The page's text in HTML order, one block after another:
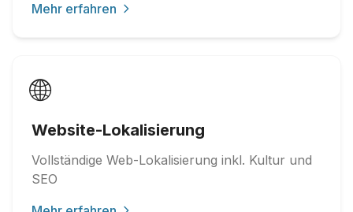
Mehr erfahren
🌐
Website-Lokalisierung
Vollständige Web-Lokalisierung inkl. Kultur und
SEO